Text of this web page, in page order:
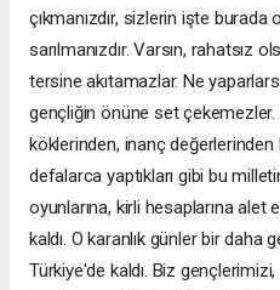
çıkmanızdır, sizlerin işte
sarılmanızdır. Varsın, rahatsız
tersine akıtamazlar. Ne
gençliğin önüne set çekemezler.
köklerinden, inanç
defalarca yaptıkları gibi bu
oyunlarına, kirli hesaplarına alet
kaldı. O karanlık günler bir daha
Türkiye'de kaldı. Biz gençlerimizi,